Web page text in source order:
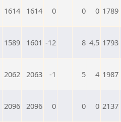
1614 1614 0 0 0 1789
1589 1601 -12 8 4,5 1793
2062 2063 -1 5 4 1987
2096 2096 0 0 0 2137